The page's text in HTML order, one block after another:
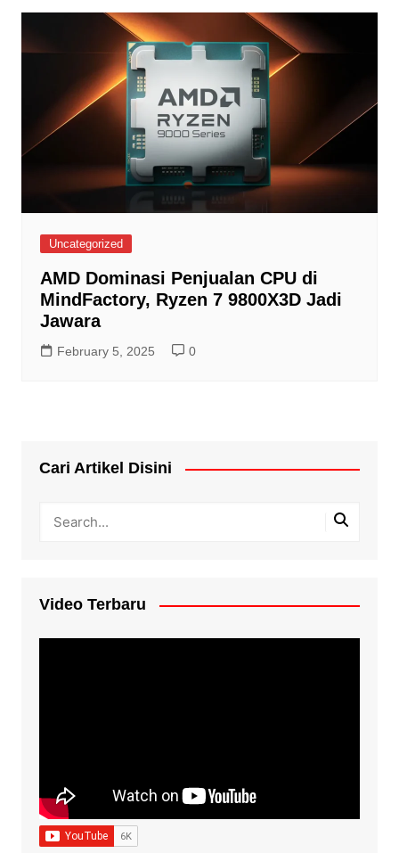
Uncategorized
AMD Dominasi Penjualan CPU di
MindFactory, Ryzen 7 9800X3D Jadi
Jawara
February 5, 2025 0
Cari Artikel Disini
Video Terbaru